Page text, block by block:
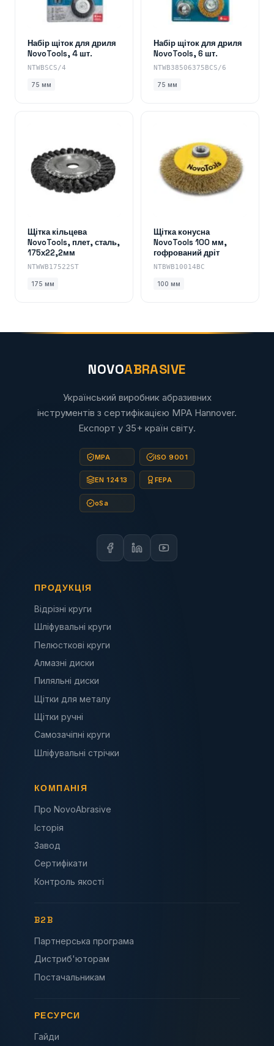
Набір щіток для дриля
NovoTools, 4 шт.
NTWBSCS/4
75 мм
Набір щіток для дриля
NovoTools, 6 шт.
NTWB38506375BCS/6
75 мм
Щітка кільцева
NovoTools, плет, сталь,
175х22,2мм
NTWWB17522ST
175 мм
Щітка конусна
NovoTools 100 мм,
гофрований дріт
NTBWB10014BC
100 мм
NOVOABRASIVE
Український виробник абразивних
інструментів з сертифікацією MPA Hannover.
Експорт у 35+ країн світу.
MPA ISO 9001
EN 12413 FEPA
oSa
ПРОДУКЦІЯ
Відрізні круги
Шліфувальні круги
Пелюсткові круги
Алмазні диски
Пиляльні диски
Щітки для металу
Щітки ручні
Самозачіпні круги
Шліфувальні стрічки
КОМПАНІЯ
Про NovoAbrasive
Історія
Завод
Сертифікати
Контроль якості
B2B
Партнерська програма
Дистриб'юторам
Постачальникам
РЕСУРСИ
Гайди